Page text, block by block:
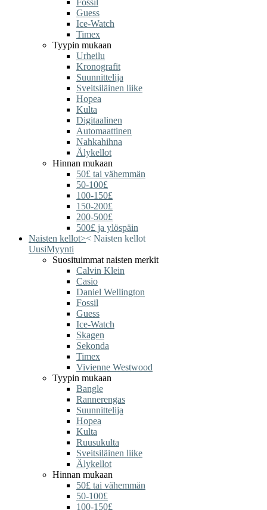
Fossil
Guess
Ice-Watch
Timex
Tyypin mukaan
Urheilu
Kronografit
Suunnittelija
Sveitsiläinen liike
Hopea
Kulta
Digitaalinen
Automaattinen
Nahkahihna
Älykellot
Hinnan mukaan
50£ tai vähemmän
50-100£
100-150£
150-200£
200-500£
500£ ja ylöspäin
Naisten kellot>< Naisten kellot
UusiMyynti
Suosituimmat naisten merkit
Calvin Klein
Casio
Daniel Wellington
Fossil
Guess
Ice-Watch
Skagen
Sekonda
Timex
Vivienne Westwood
Tyypin mukaan
Bangle
Rannerengas
Suunnittelija
Hopea
Kulta
Ruusukulta
Sveitsiläinen liike
Älykellot
Hinnan mukaan
50£ tai vähemmän
50-100£
100-150£